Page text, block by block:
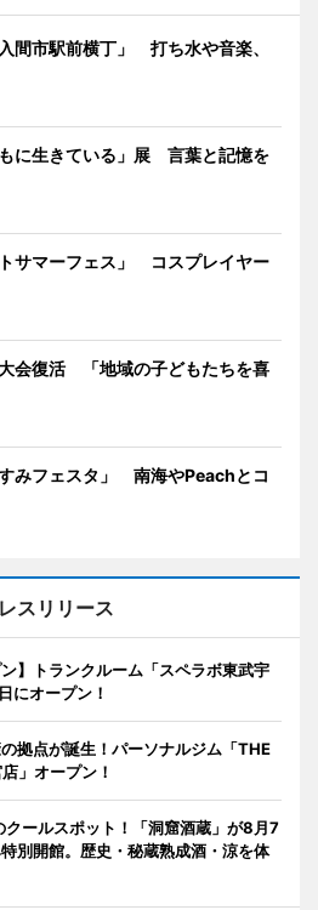
間市駅前横丁」 打ち水や音楽、
に生きている」展 言葉と記憶を
サマーフェス」 コスプレイヤー
会復活 「地域の子どもたちを喜
みフェスタ」 南海やPeachとコ
スリリース
ン】トランクルーム「スペラボ東武宇
にオープン！
拠点が誕生！パーソナルジム「THE
」オープン！
クールスポット！「洞窟酒蔵」が8月7
別開館。歴史・秘蔵熟成酒・涼を体